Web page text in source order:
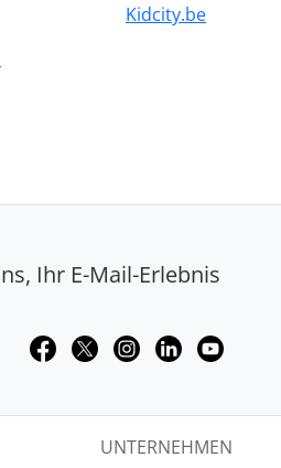
Kidcity.be
Ihr E-Mail-Erlebnis
UNTERNEHMEN